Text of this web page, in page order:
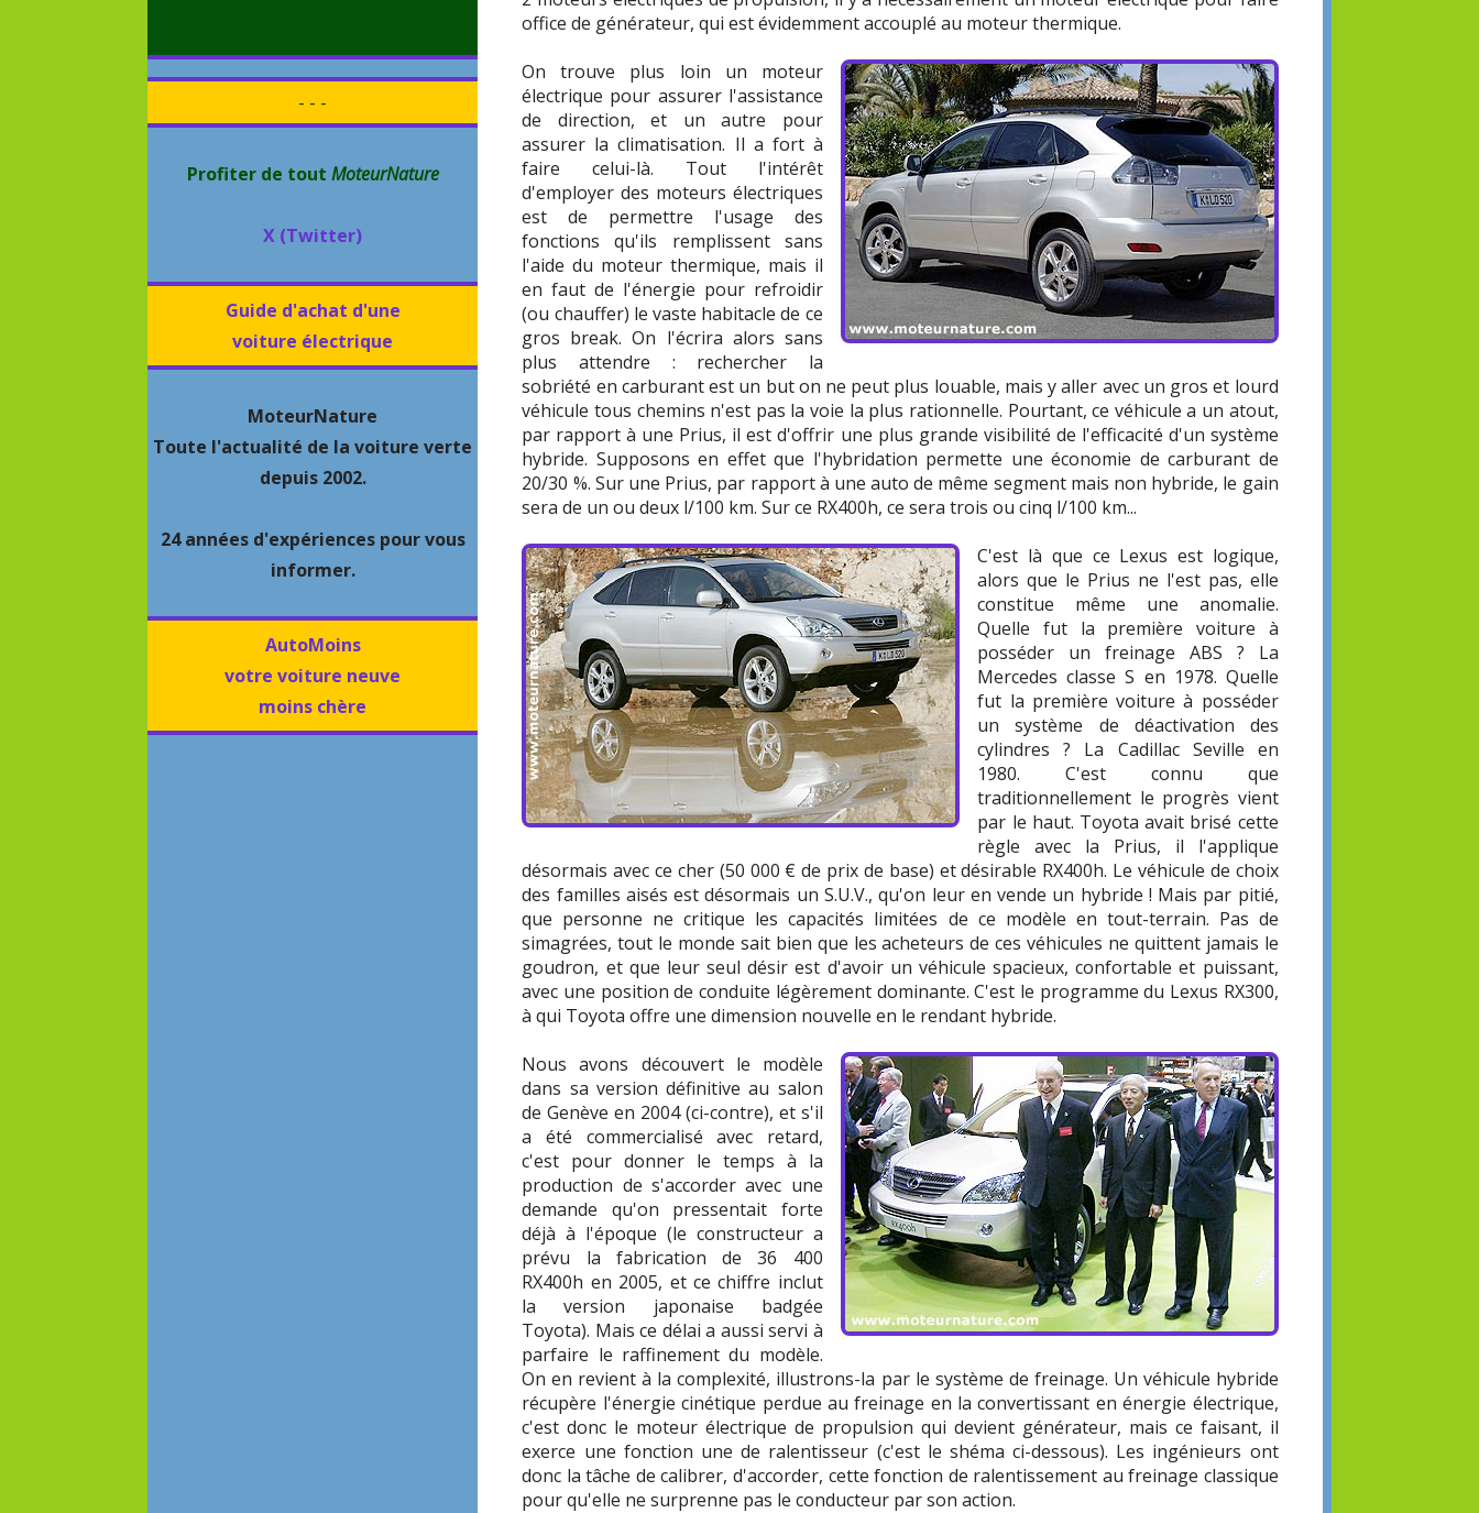
- - -
Profiter de tout MoteurNature
X (Twitter)
Guide d'achat d'une
voiture électrique
MoteurNature
Toute l'actualité de la voiture verte
depuis 2002.
24 années d'expériences pour vous
informer.
AutoMoins
votre voiture neuve
moins chère
office de générateur, qui est évidemment accouplé au moteur thermique.
On trouve plus loin un moteur
électrique pour assurer l'assistance
de direction, et un autre pour
assurer la climatisation. Il a fort à
faire celui-là. Tout l'intérêt
d'employer des moteurs électriques
est de permettre l'usage des
fonctions qu'ils remplissent sans
l'aide du moteur thermique, mais il
en faut de l'énergie pour refroidir
(ou chauffer) le vaste habitacle de ce
gros break. On l'écrira alors sans
plus attendre : rechercher la
sobriété en carburant est un but on ne peut plus louable, mais y aller avec un gros et lourd
véhicule tous chemins n'est pas la voie la plus rationnelle. Pourtant, ce véhicule a un atout,
par rapport à une Prius, il est d'offrir une plus grande visibilité de l'efficacité d'un système
hybride. Supposons en effet que l'hybridation permette une économie de carburant de
20/30 %. Sur une Prius, par rapport à une auto de même segment mais non hybride, le gain
sera de un ou deux l/100 km. Sur ce RX400h, ce sera trois ou cinq l/100 km...
C'est là que ce Lexus est logique,
alors que le Prius ne l'est pas, elle
constitue même une anomalie.
Quelle fut la première voiture à
posséder un freinage ABS ? La
Mercedes classe S en 1978. Quelle
fut la première voiture à posséder
un système de déactivation des
cylindres ? La Cadillac Seville en
1980. C'est connu que
traditionnellement le progrès vient
par le haut. Toyota avait brisé cette
règle avec la Prius, il l'applique
désormais avec ce cher (50 000 € de prix de base) et désirable RX400h. Le véhicule de choix
des familles aisés est désormais un S.U.V., qu'on leur en vende un hybride ! Mais par pitié,
que personne ne critique les capacités limitées de ce modèle en tout-terrain. Pas de
simagrées, tout le monde sait bien que les acheteurs de ces véhicules ne quittent jamais le
goudron, et que leur seul désir est d'avoir un véhicule spacieux, confortable et puissant,
avec une position de conduite légèrement dominante. C'est le programme du Lexus RX300,
à qui Toyota offre une dimension nouvelle en le rendant hybride.
Nous avons découvert le modèle
dans sa version définitive au salon
de Genève en 2004 (ci-contre), et s'il
a été commercialisé avec retard,
c'est pour donner le temps à la
production de s'accorder avec une
demande qu'on pressentait forte
déjà à l'époque (le constructeur a
prévu la fabrication de 36 400
RX400h en 2005, et ce chiffre inclut
la version japonaise badgée
Toyota). Mais ce délai a aussi servi à
parfaire le raffinement du modèle.
On en revient à la complexité, illustrons-la par le système de freinage. Un véhicule hybride
récupère l'énergie cinétique perdue au freinage en la convertissant en énergie électrique,
c'est donc le moteur électrique de propulsion qui devient générateur, mais ce faisant, il
exerce une fonction une de ralentisseur (c'est le shéma ci-dessous). Les ingénieurs ont
donc la tâche de calibrer, d'accorder, cette fonction de ralentissement au freinage classique
pour qu'elle ne surprenne pas le conducteur par son action.